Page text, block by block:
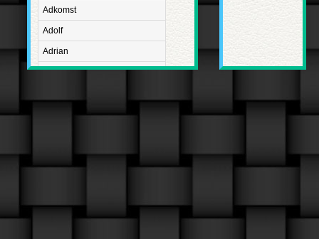
Adkomst
Adolf
Adrian
Advent
Aetatis suae
Agapetus